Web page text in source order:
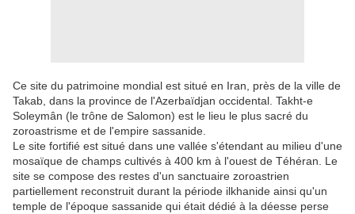
Ce site du patrimoine mondial est situé en Iran, près de la ville de
Takab, dans la province de l'Azerbaïdjan occidental. Takht-e
Soleymân (le trône de Salomon) est le lieu le plus sacré du
zoroastrisme et de l'empire sassanide.
Le site fortifié est situé dans une vallée s'étendant au milieu d'une
mosaïque de champs cultivés à 400 km à l'ouest de Téhéran. Le
site se compose des restes d'un sanctuaire zoroastrien
partiellement reconstruit durant la période ilkhanide ainsi qu'un
temple de l'époque sassanide qui était dédié à la déesse perse